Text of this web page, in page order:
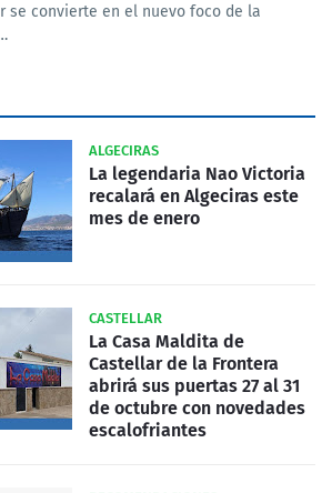
se convierte en el nuevo foco de la
ALGECIRAS
La legendaria Nao Victoria
recalará en Algeciras este
mes de enero
CASTELLAR
La Casa Maldita de
Castellar de la Frontera
abrirá sus puertas 27 al 31
de octubre con novedades
escalofriantes